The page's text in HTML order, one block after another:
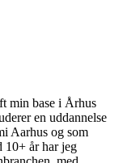
min base i Århus
en uddannelse
Aarhus og som
10+ år har jeg